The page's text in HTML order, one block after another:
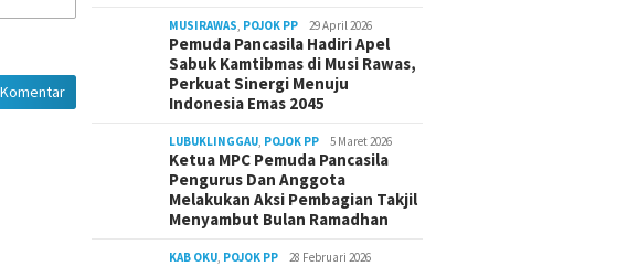
MUSIRAWAS, POJOK PP 29 April 2026
Pemuda Pancasila Hadiri Apel
Sabuk Kamtibmas di Musi Rawas,
Perkuat Sinergi Menuju
Indonesia Emas 2045
LUBUKLINGGAU, POJOK PP 5 Maret 2026
Ketua MPC Pemuda Pancasila
Pengurus Dan Anggota
Melakukan Aksi Pembagian Takjil
Menyambut Bulan Ramadhan
KAB OKU, POJOK PP 28 Februari 2026